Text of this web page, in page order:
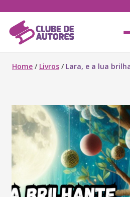
Home / Livros / Lara, e a lua